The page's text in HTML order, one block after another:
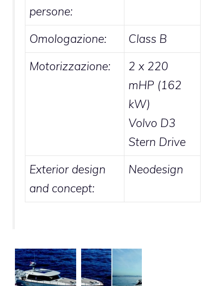
persone:
Omologazione:
Class B
Motorizzazione:
2 x 220
mHP (162
kW)
Volvo D3
Stern Drive
Exterior design
and concept:
Neodesign